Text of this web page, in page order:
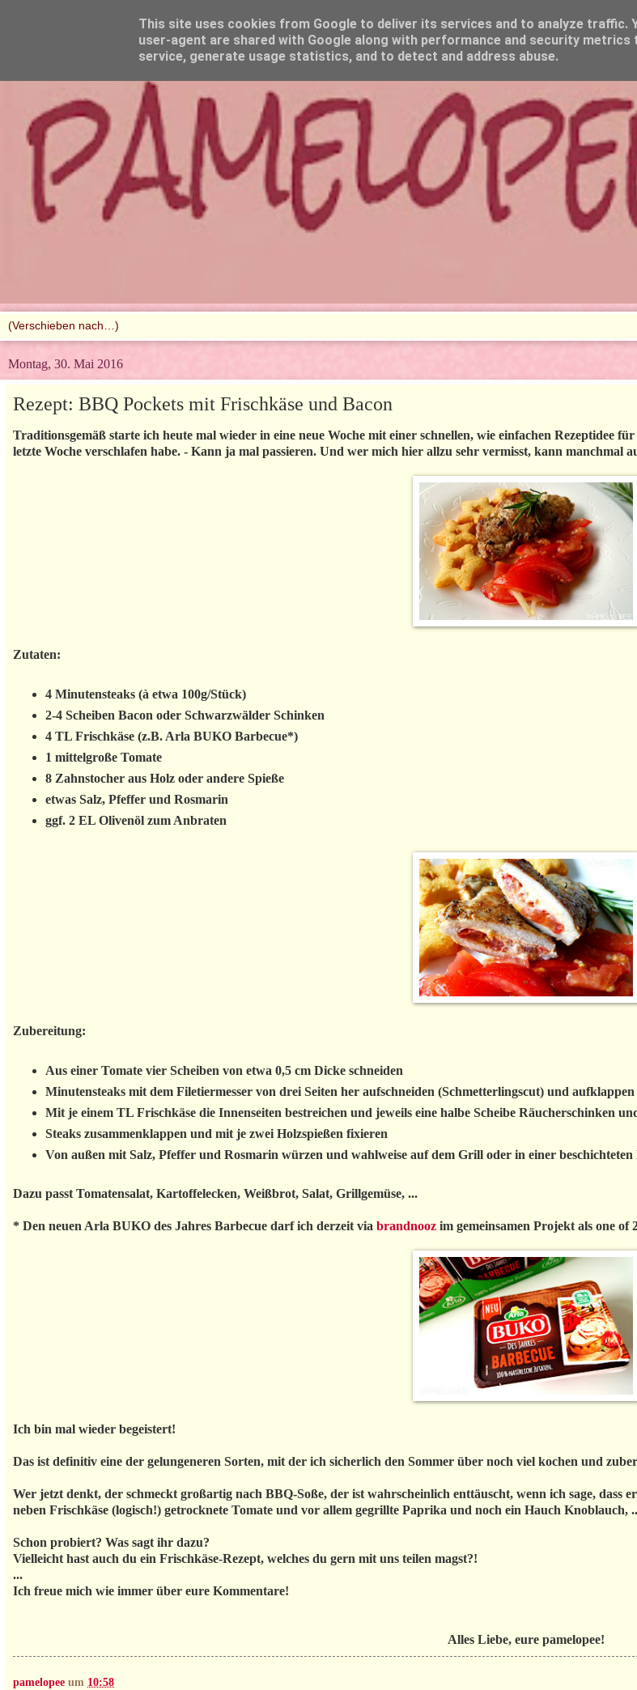
Montag, 30. Mai 2016
Rezept: BBQ Pockets mit Frischkäse und Bacon
Traditionsgemäß starte ich heute mal wieder in eine neue Woche mit einer schnellen, wie einfachen Rezeptidee
letzte Woche verschlafen habe. - Kann ja mal passieren. Und wer mich hier allzu sehr vermisst, kann manchmal
Zutaten:
4 Minutensteaks (à etwa 100g/Stück)
2-4 Scheiben Bacon oder Schwarzwälder Schinken
4 TL Frischkäse (z.B. Arla BUKO Barbecue*)
1 mittelgroße Tomate
8 Zahnstocher aus Holz oder andere Spieße
etwas Salz, Pfeffer und Rosmarin
ggf. 2 EL Olivenöl zum Anbraten
Zubereitung:
Aus einer Tomate vier Scheiben von etwa 0,5 cm Dicke schneiden
Minutensteaks mit dem Filetiermesser von drei Seiten her aufschneiden (Schmetterlingscut) und aufklappen
Mit je einem TL Frischkäse die Innenseiten bestreichen und jeweils eine halbe Scheibe Räucherschinken
Steaks zusammenklappen und mit je zwei Holzspießen fixieren
Von außen mit Salz, Pfeffer und Rosmarin würzen und wahlweise auf dem Grill oder in einer
Dazu passt Tomatensalat, Kartoffelecken, Weißbrot, Salat, Grillgemüse, ...
* Den neuen Arla BUKO des Jahres Barbecue darf ich derzeit via brandnooz im gemeinsamen Projekt als one
Ich bin mal wieder begeistert!
Das ist definitiv eine der gelungeneren Sorten, mit der ich sicherlich den Sommer über noch viel kochen und
Wer jetzt denkt, der schmeckt großartig nach BBQ-Soße, der ist wahrscheinlich enttäuscht, wenn ich sage, dass
neben Frischkäse (logisch!) getrocknete Tomate und vor allem gegrillte Paprika und noch ein Hauch Knoblauch,
Schon probiert? Was sagt ihr dazu?
Vielleicht hast auch du ein Frischkäse-Rezept, welches du gern mit uns teilen magst?!
...
Ich freue mich wie immer über eure Kommentare!
Alles Liebe, eure pamelopee!
pamelopee um 10:58
This site uses cookies from Google to deliver its services and to analyze traffic.
user-agent are shared with Google along with performance and security metrics
service, generate usage statistics, and to detect and address abuse.